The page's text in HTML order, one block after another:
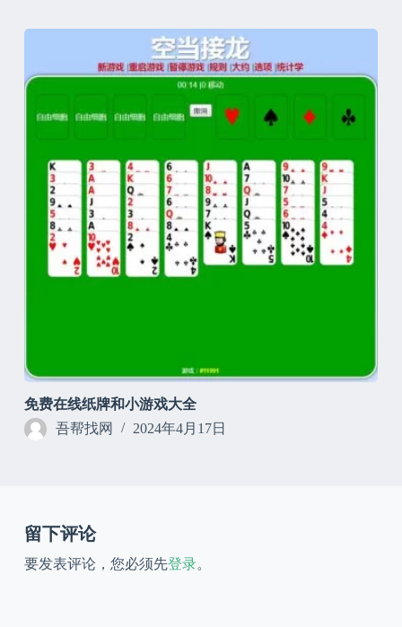
免费在线纸牌和小游戏大全
吾帮找网
2024年4月17日
留下评论
要发表评论，您必须先登录。